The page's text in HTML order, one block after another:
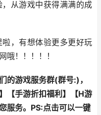
从游戏中获得满满的成
，有想体验更多更好玩
哦！！！！！
的游戏服务群(群号:)，
】【手游折扣福利 】【H游
服务。 PS:点击可以一键